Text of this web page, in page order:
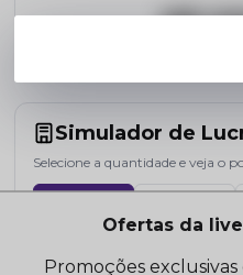
R$
Simulador de
Selecione a quantidade e veja o
INVESTIMENTO
Ofertas da live
Promoções exclusivas